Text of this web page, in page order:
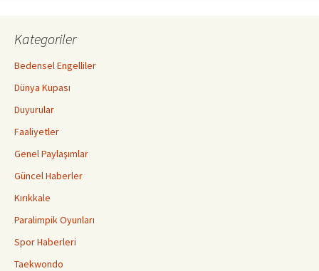
Kategoriler
Bedensel Engelliler
Dünya Kupası
Duyurular
Faaliyetler
Genel Paylaşımlar
Güncel Haberler
Kırıkkale
Paralimpik Oyunları
Spor Haberleri
Taekwondo